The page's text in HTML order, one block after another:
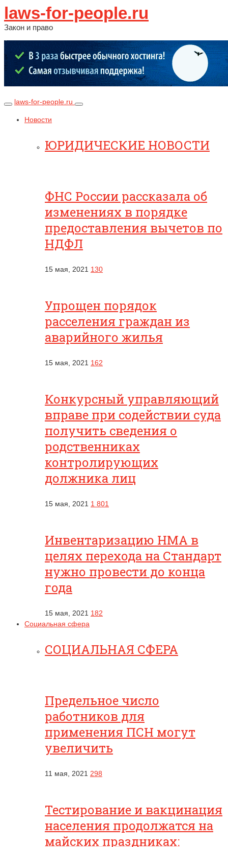
laws-for-people.ru
Закон и право
laws-for-people.ru
Новости
ЮРИДИЧЕСКИЕ НОВОСТИ
ФНС России рассказала об
изменениях в порядке
предоставления вычетов по
НДФЛ
15 мая, 2021 130
Упрощен порядок
расселения граждан из
аварийного жилья
15 мая, 2021 162
Конкурсный управляющий
вправе при содействии суда
получить сведения о
родственниках
контролирующих
должника лиц
15 мая, 2021 1 801
Инвентаризацию НМА в
целях перехода на Стандарт
нужно провести до конца
года
15 мая, 2021 182
Социальная сфера
СОЦИАЛЬНАЯ СФЕРА
Предельное число
работников для
применения ПСН могут
увеличить
11 мая, 2021 298
Тестирование и вакцинация
населения продолжатся на
майских праздниках: